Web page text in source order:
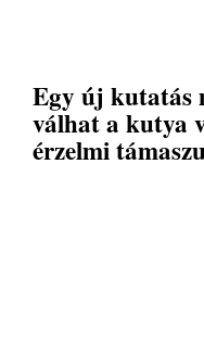
Egy új kutatás
válhat a kutya
érzelmi